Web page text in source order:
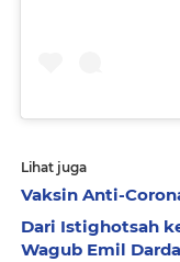
Lihat juga
Vaksin Anti-
Dari Istighotsah
Wagub Emil